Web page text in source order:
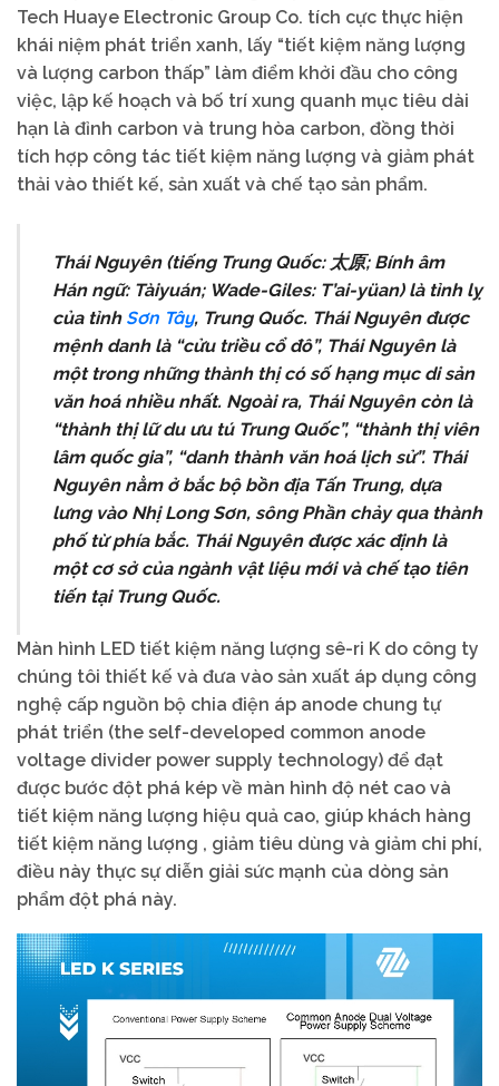
Tech Huaye Electronic Group Co. tích cực thực hiện
khái niệm phát triển xanh, lấy “tiết kiệm năng lượng
và lượng carbon thấp” làm điểm khởi đầu cho công
việc, lập kế hoạch và bố trí xung quanh mục tiêu dài
hạn là đỉnh carbon và trung hòa carbon, đồng thời
tích hợp công tác tiết kiệm năng lượng và giảm phát
thải vào thiết kế, sản xuất và chế tạo sản phẩm.
Thái Nguyên(tiếng Trung Quốc: 太原; Bính âm
Hán ngữ: Tàiyuán; Wade-Giles: T’ai-yüan) là tỉnh lỵ
của tỉnh Sơn Tây, Trung Quốc. Thái Nguyên được
mệnh danh là “cửu triều cổ đô”, Thái Nguyên là
một trong những thành thị có số hạng mục di sản
văn hoá nhiều nhất. Ngoài ra, Thái Nguyên còn là
“thành thị lữ du ưu tú Trung Quốc”, “thành thị viên
lâm quốc gia”, “danh thành văn hoá lịch sử”. Thái
Nguyên nằm ở bắc bộ bồn địa Tấn Trung, dựa
lưng vào Nhị Long Sơn, sông Phần chảy qua thành
phố từ phía bắc. Thái Nguyên được xác định là
một cơ sở của ngành vật liệu mới và chế tạo tiên
tiến tại Trung Quốc.
Màn hình LED tiết kiệm năng lượng sê-ri K do công ty
chúng tôi thiết kế và đưa vào sản xuất áp dụng công
nghệ cấp nguồn bộ chia điện áp anode chung tự
phát triển (the self-developed common anode
voltage divider power supply technology) để đạt
được bước đột phá kép về màn hình độ nét cao và
tiết kiệm năng lượng hiệu quả cao, giúp khách hàng
tiết kiệm năng lượng , giảm tiêu dùng và giảm chi phí,
điều này thực sự diễn giải sức mạnh của dòng sản
phẩm đột phá này.